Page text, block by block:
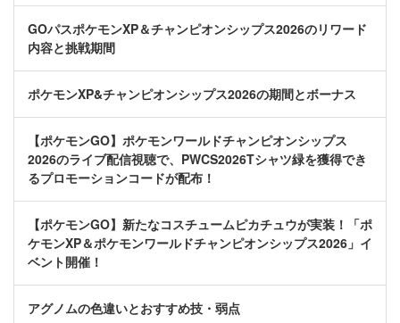
GOパスポケモンXP＆チャンピオンシップス2026のリワード
内容と挑戦期間
ポケモンXP&チャンピオンシップス2026の期間とボーナス
【ポケモンGO】ポケモンワールドチャンピオンシップス
2026のライブ配信視聴で、PWCS2026Tシャツ緑を獲得でき
るプロモーションコードが配布！
【ポケモンGO】新たなコスチュームピカチュウが実装！「ポ
ケモンXP＆ポケモンワールドチャンピオンシップス2026」イ
ベント開催！
アグノムの色違いとおすすめ技・弱点